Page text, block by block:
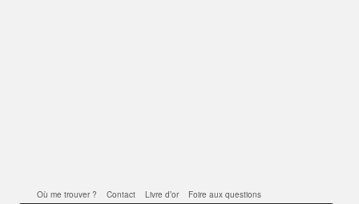
Où me trouver ? Contact Livre d’or Foire aux questions